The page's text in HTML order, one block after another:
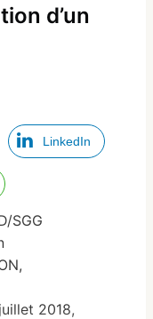
d’un
LinkedIn
SGG
2018,